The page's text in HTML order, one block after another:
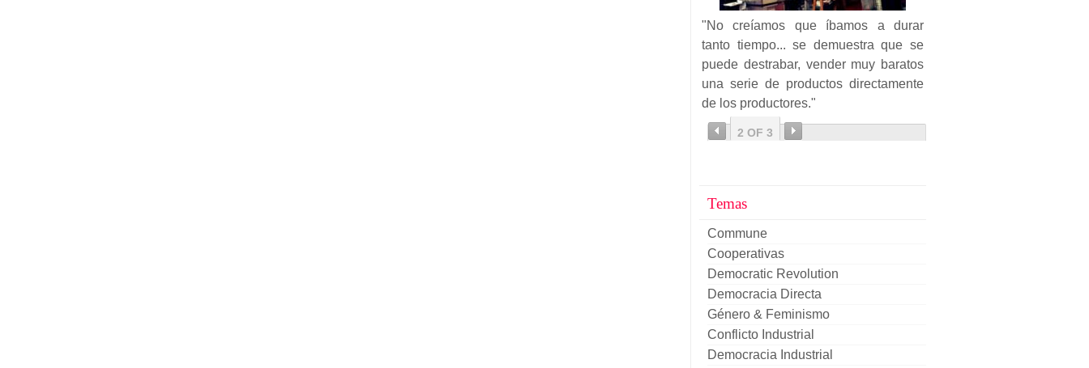
"No creíamos que íbamos a durar
tanto tiempo... se demuestra que se
puede destrabar, vender muy baratos
una serie de productos directamente
de los productores."
2 OF 3
Temas
Commune
Cooperativas
Democratic Revolution
Democracia Directa
Género & Feminismo
Conflicto Industrial
Democracia Industrial